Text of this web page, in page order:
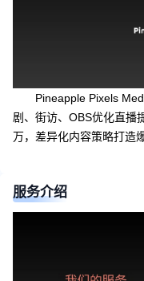
Pineapple Pixels
剧、街访、OBS优化直播
万，差异化内容策略打造
服务介绍